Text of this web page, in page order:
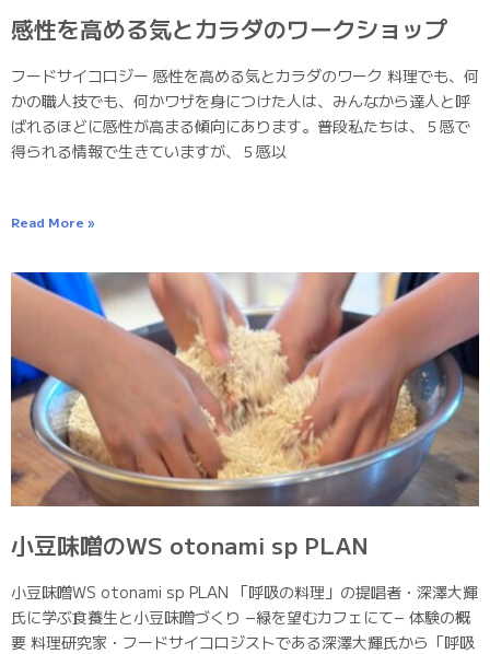
感性を高める気とカラダのワークショップ
フードサイコロジー 感性を高める気とカラダのワーク 料理でも、何
かの職人技でも、何かワザを身につけた人は、みんなから達人と呼
ばれるほどに感性が高まる傾向にあります。普段私たちは、５感で
得られる情報で生きていますが、５感以
Read More »
小豆味噌のWS otonami sp PLAN
小豆味噌WS otonami sp PLAN 「呼吸の料理」の提唱者・深澤大輝
氏に学ぶ食養生と小豆味噌づくり −緑を望むカフェにて− 体験の概
要 料理研究家・フードサイコロジストである深澤大輝氏から「呼吸